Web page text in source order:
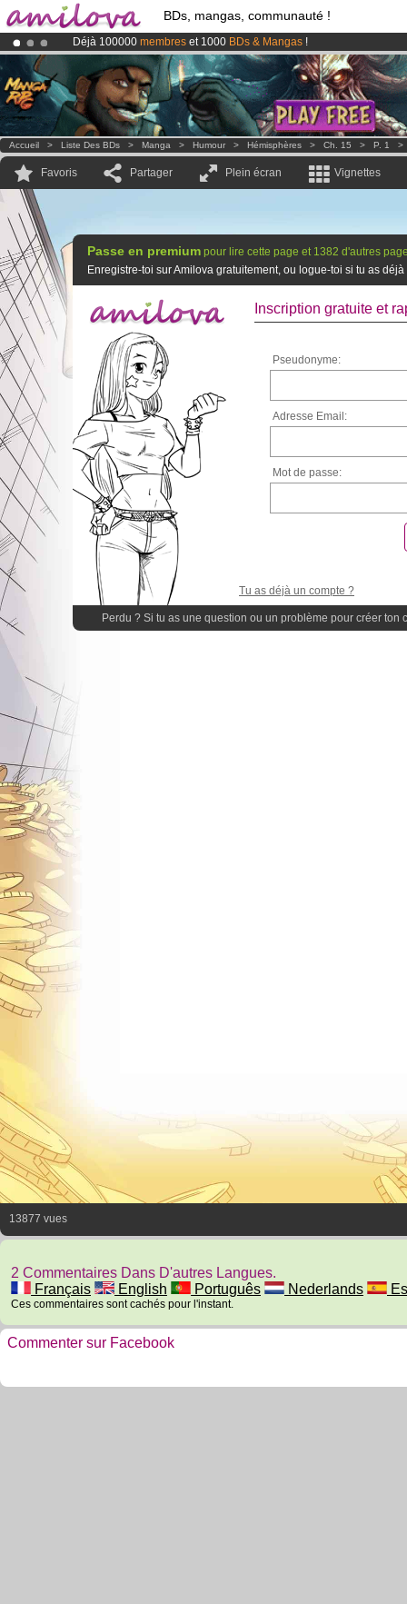
BDs, mangas, communauté !
Déjà 100000 membres et 1000 BDs & Mangas !
Abonnement premium: à partir de3.95 eurospar mois !Clique ici
LeKickstarter Amilova est désormais lancé
Accueil > Liste Des BDs > Manga > Humour > Hémisphères > Ch. 15 > P. 1
Favoris Partager Plein écran Vignettes
Passe en premium pour lire cette page et 1382 d'autres
Enregistre-toi sur Amilova gratuitement, ou logue-toi si tu as
Inscription gratuite et
Pseudonyme:
Adresse Email:
Mot de passe:
Tu as déjà un compte ?
Perdu ? Si tu as une question ou un problème pour créer ton
13877 vues
2 Commentaires Dans D'autres Langues.
Français
English Português Nederlands
Ces commentaires sont cachés pour l'instant.
Commenter sur Facebook